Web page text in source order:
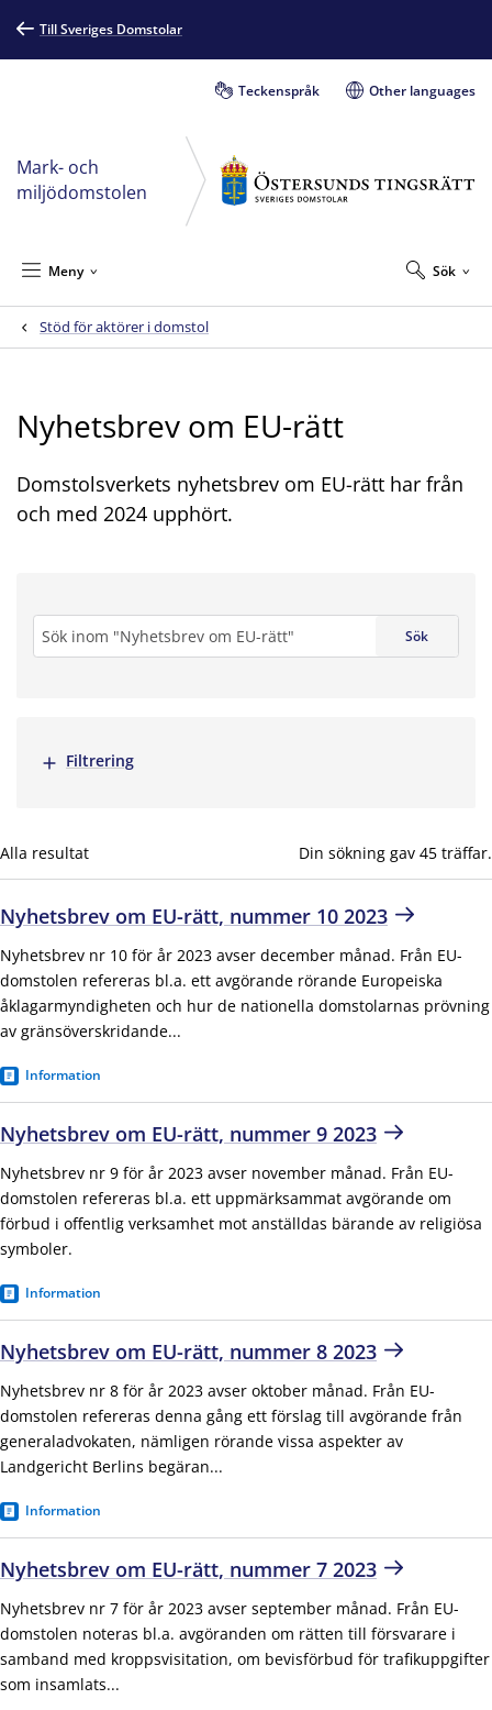
Till Sveriges Domstolar
Teckenspråk Other languages
Mark- och
miljödomstolen
Sök
Meny
Stöd för aktörer i domstol
Nyhetsbrev om EU-rätt
Domstolsverkets nyhetsbrev om EU-rätt har från
och med 2024 upphört.
sökning *
Alla resultat Din sökning gav 45 träffar.
Nyhetsbrev om EU-rätt, nummer 10 2023
Nyhetsbrev nr 10 för år 2023 avser december månad. Från EU-
domstolen refereras bl.a. ett avgörande rörande Europeiska
åklagarmyndigheten och hur de nationella domstolarnas prövning
av gränsöverskridande...
Information
Nyhetsbrev om EU-rätt, nummer 9 2023
Nyhetsbrev nr 9 för år 2023 avser november månad. Från EU-
domstolen refereras bl.a. ett uppmärksammat avgörande om
förbud i offentlig verksamhet mot anställdas bärande av religiösa
symboler.
Information
Nyhetsbrev om EU-rätt, nummer 8 2023
Nyhetsbrev nr 8 för år 2023 avser oktober månad. Från EU-
domstolen refereras denna gång ett förslag till avgörande från
generaladvokaten, nämligen rörande vissa aspekter av
Landgericht Berlins begäran...
Information
Nyhetsbrev om EU-rätt, nummer 7 2023
Nyhetsbrev nr 7 för år 2023 avser september månad. Från EU-
domstolen noteras bl.a. avgöranden om rätten till försvarare i
samband med kroppsvisitation, om bevisförbud för trafikuppgifter
som insamlats...
Sök
Visa merFiltrering